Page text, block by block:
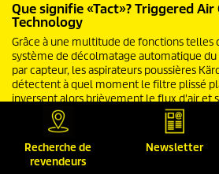
Que signifie «Tact»? Triggered Air
Technology
Grâce à une multitude de fonctions telles
système de décolmatage automatique
par capteur, les aspirateurs poussières
détectent à quel moment le filtre plissé
inversent alors brièvement le flux d'air et
le filtre. De ce fait, l'utilisateur peut
puissance d'aspiration ni interruptions. Ce
permet d'aspirer des quantités de
décolmatage manuel du filtre et réduit
sonores lorsque les quantités de poussière
Recherche de
revendeurs
Newsletter